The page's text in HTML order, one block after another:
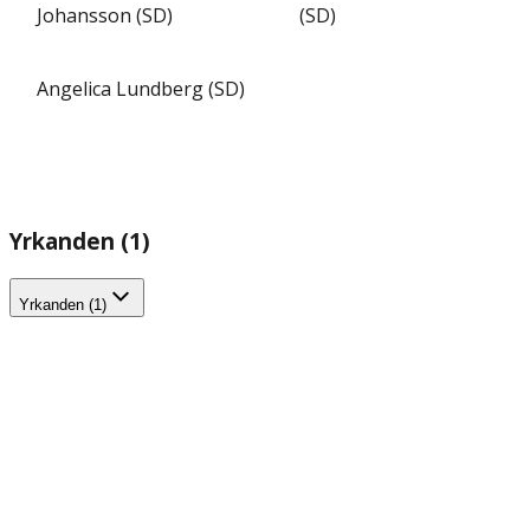
Johansson (SD)
(SD)
Angelica Lundberg (SD)
Yrkanden (1)
Yrkanden (1)